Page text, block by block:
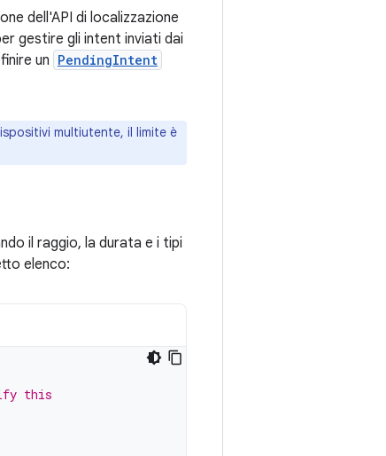
dell'API di localizzazione
gestire gli intent inviati dai
un PendingIntent
multiutente, il limite è
il raggio, la durata e i tipi
elenco:
this